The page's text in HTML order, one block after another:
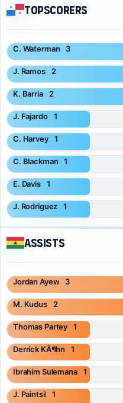
Topscorers
C. Waterman 3
J. Ramos 2
K. Barria 2
J. Fajardo 1
C. Harvey 1
C. Blackman 1
E. Davis 1
J. Rodriguez 1
Assists
Jordan Ayew 3
M. Kudus 2
Thomas Partey 1
Derrick KÃ¶hn 1
Ibrahim Sulemana 1
J. Paintsil 1